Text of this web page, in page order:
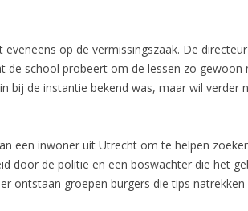
op de vermissingszaak. De
school probeert om de lessen zo gewoon
bij de instantie bekend was, maar wil verder
een inwoner uit Utrecht om te helpen
door de politie en een boswachter die het
ontstaan groepen burgers die tips